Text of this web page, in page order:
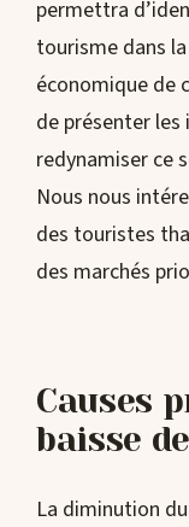
permettra
tourisme dans
économique de
de présenter
redynamiser ce
Nous nous
des touristes
des marchés
Causes
baisse
La diminution